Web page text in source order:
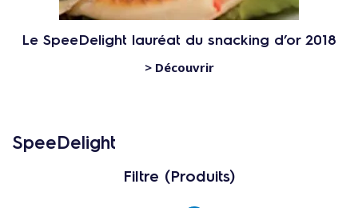
Le SpeeDelight lauréat du snacking d’or 2018
> Découvrir
SpeeDelight
Filtre (Produits)